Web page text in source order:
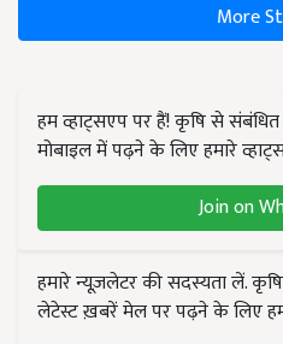
More
हम व्हाट्सएप पर हैं! कृषि से
मोबाइल में पढ़ने के लिए हमारे
Join on
हमारे न्यूज़लेटर की सदस्यता लें.
लेटेस्ट ख़बरें मेल पर पढ़ने के लिए